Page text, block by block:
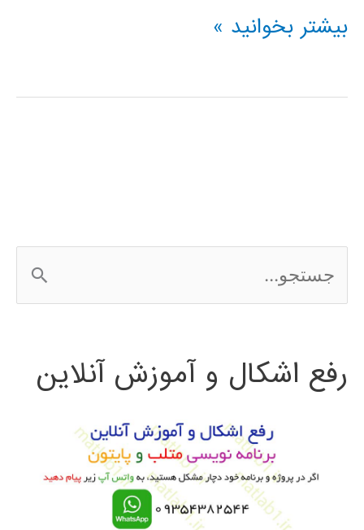
داده
data
بیشتر بخوانید »
س
ج
رفع اشکال و آموزش آنلاین